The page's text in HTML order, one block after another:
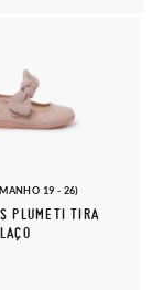
19 - 26)
PLUMETI TIRA